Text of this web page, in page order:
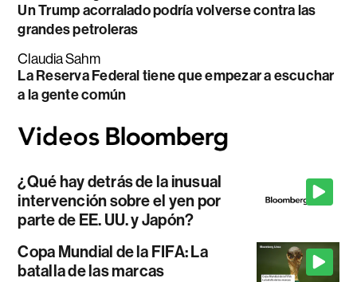
Un Trump acorralado podría volverse contra las
grandes petroleras
Claudia Sahm
La Reserva Federal tiene que empezar a escuchar
a la gente común
¿Qué hay detrás de la inusual
intervención sobre el yen por
parte de EE. UU. y Japón?
Copa Mundial de la FIFA: La
batalla de las marcas